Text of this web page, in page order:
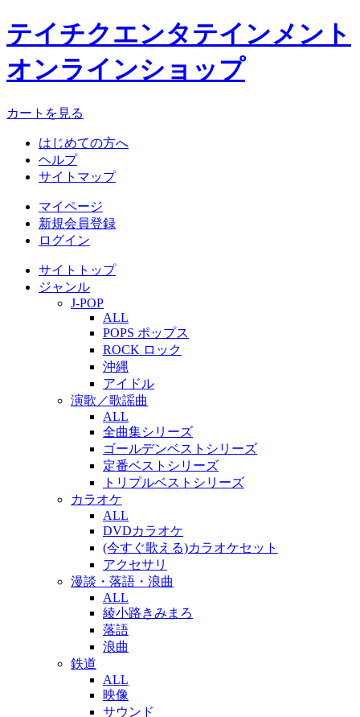
テイチクエンタテインメント
オンラインショップ
カートを見る
はじめての方へ
ヘルプ
サイトマップ
マイページ
新規会員登録
ログイン
サイトトップ
ジャンル
J-POP
ALL
POPS ポップス
ROCK ロック
沖縄
アイドル
演歌／歌謡曲
ALL
全曲集シリーズ
ゴールデンベストシリーズ
定番ベストシリーズ
トリプルベストシリーズ
カラオケ
ALL
DVDカラオケ
(今すぐ歌える)カラオケセット
アクセサリ
漫談・落語・浪曲
ALL
綾小路きみまろ
落語
浪曲
鉄道
ALL
映像
サウンド